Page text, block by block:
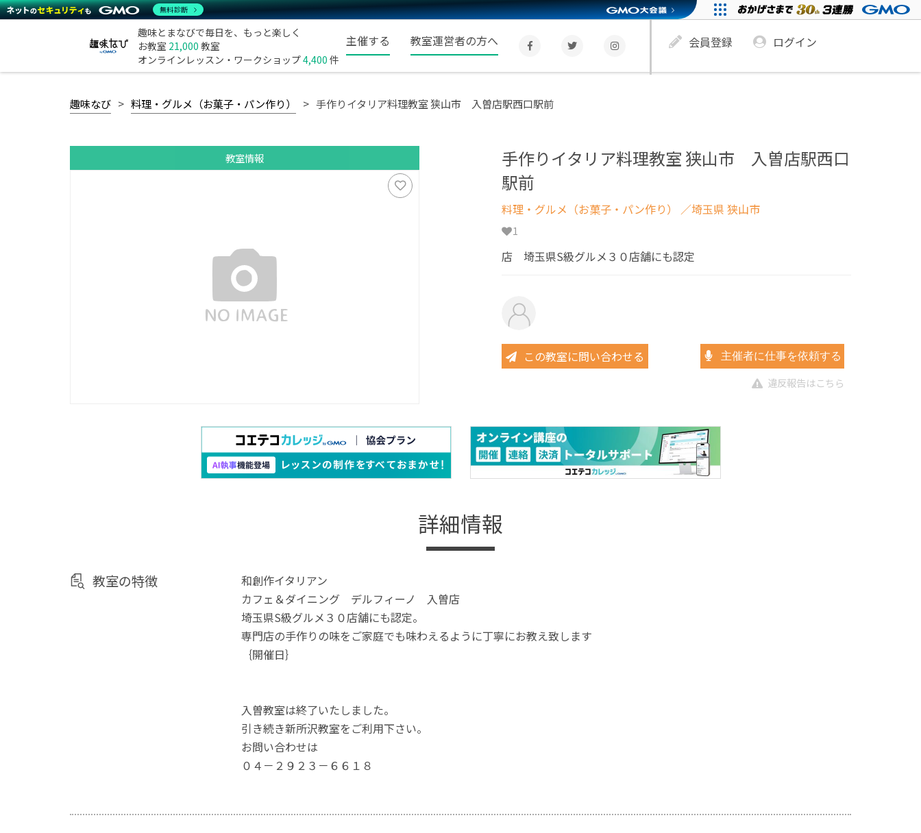
趣味とまなびで毎日を、もっと楽しく
お教室 21,000 教室
オンラインレッスン・ワークショップ4,400 件
主催する 教室運営者の方へ 会員登録 ログイン
趣味なび 料理・グルメ（お菓子・パン作り） 手作りイタリア料理教室 狭山市 入曽店駅西口駅前
教室情報
手作りイタリア料理教室 狭山市 入曽店駅西口
駅前
料理・グルメ（お菓子・パン作り） ／埼玉県 狭山市
1
店 埼玉県S級グルメ３０店舗にも認定
この教室に問い合わせる 主催者に仕事を依頼する
違反報告はこちら
詳細情報
教室の特徴
和創作イタリアン
カフェ＆ダイニング デルフィーノ 入曽店
埼玉県S級グルメ３０店舗にも認定。
専門店の手作りの味をご家庭でも味わえるように丁寧にお教え致します
｛開催日｝
入曽教室は終了いたしました。
引き続き新所沢教室をご利用下さい。
お問い合わせは
０４－２９２３－６６１８
無料診断